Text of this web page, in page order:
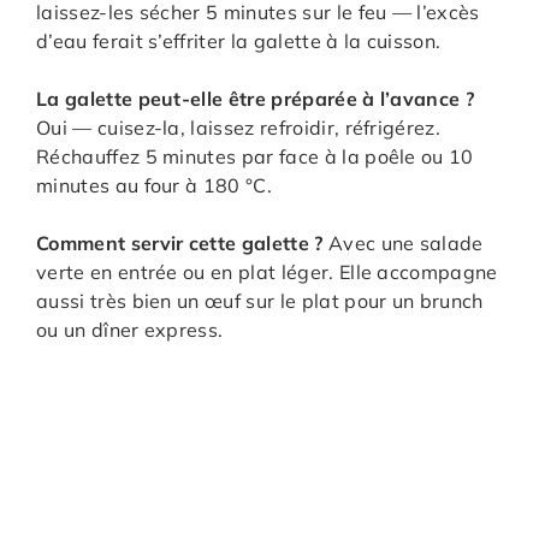
laissez-les sécher 5 minutes sur le feu — l’excès
d’eau ferait s’effriter la galette à la cuisson.
La galette peut-elle être préparée à l’avance ?
Oui — cuisez-la, laissez refroidir, réfrigérez.
Réchauffez 5 minutes par face à la poêle ou 10
minutes au four à 180 °C.
Comment servir cette galette ? Avec une salade
verte en entrée ou en plat léger. Elle accompagne
aussi très bien un œuf sur le plat pour un brunch
ou un dîner express.